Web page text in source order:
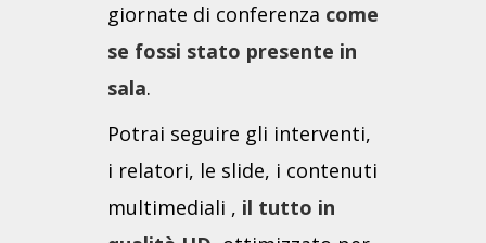
giornate di conferenza come
se fossi stato presente in
sala.
Potrai seguire gli interventi,
i relatori, le slide, i contenuti
multimediali , il tutto in